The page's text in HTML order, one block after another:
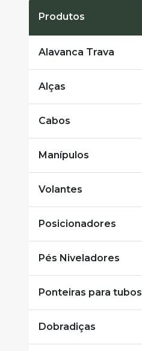
Produtos
Alavanca Trava
Alças
Cabos
Manípulos
Volantes
Posicionadores
Pés Niveladores
Ponteiras para tubos
Dobradiças